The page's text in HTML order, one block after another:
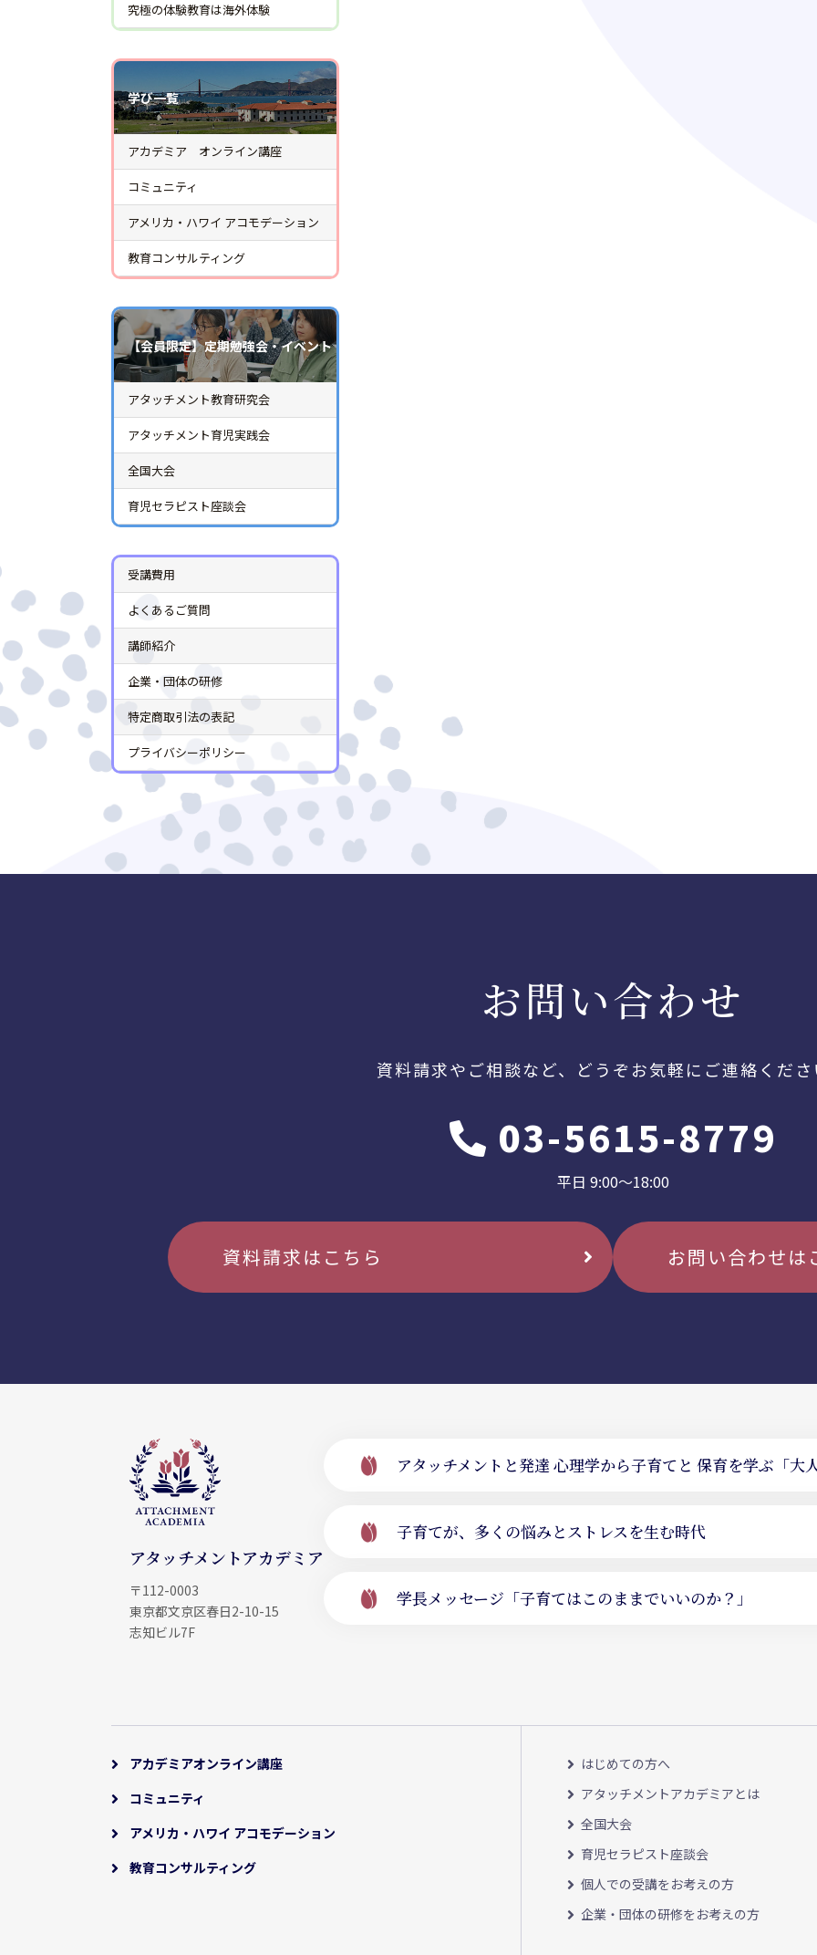
究極の体験教育は海外体験
学び一覧
アカデミア オンライン講座
コミュニティ
アメリカ・ハワイ アコモデーション
教育コンサルティング
【会員限定】定期勉強会・イベント
アタッチメント教育研究会
アタッチメント育児実践会
全国大会
育児セラピスト座談会
受講費用
よくあるご質問
講師紹介
企業・団体の研修
特定商取引法の表記
プライバシーポリシー
お問い合わせ
資料請求やご相談など、 どうぞお気軽にご連絡くだ
03-5615-8779
平日 9:00〜18:00
資料請求はこちら お問い合わせは
アタッチメントアカデミア
〒112-0003
東京都文京区春日2-10-15
志知ビル7F
アタッチメントと発達 心理学から子育てと 保育を学ぶ「大
子育てが、多くの悩みとストレスを生む時代
学長メッセージ 「子育てはこのままでいいのか？」
アカデミアオンライン講座
コミュニティ
アメリカ・ハワイ アコモデーション
教育コンサルティング
はじめての方へ
アタッチメントアカデミアとは
全国大会
育児セラピスト座談会
個人での受講をお考えの方
企業・団体の研修をお考えの方